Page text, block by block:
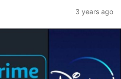
3 years ago